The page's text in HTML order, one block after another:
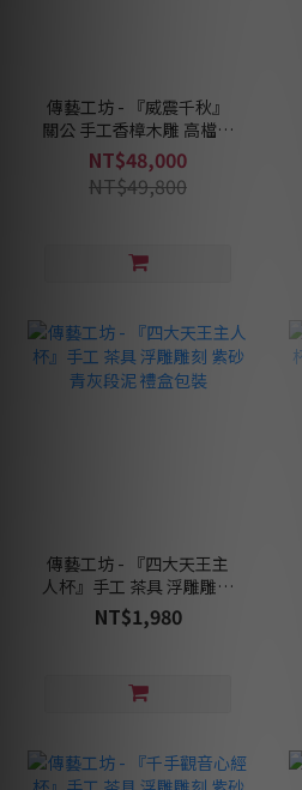
傳藝工坊 - 『威震千秋』
關公 手工香樟木雕 高檔錦
花
NT$48,000
NT$49,800
傳藝工坊 - 『四大天王主
人杯』手工 茶具 浮雕雕刻
紫砂青灰段泥 禮盒包裝
NT$1,980